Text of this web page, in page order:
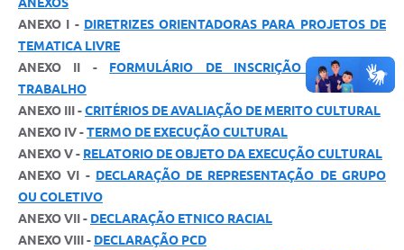
ANEXO I - DIRETRIZES ORIENTADORAS PARA PROJETOS DE
TEMATICA LIVRE
ANEXO II - FORMULÁRIO DE INSCRIÇÃO PLANO DE
TRABALHO
ANEXO III -CRITÉRIOS DE AVALIAÇÃO DE MERITO CULTURAL
ANEXO IV -TERMO DE EXECUÇÃO CULTURAL
ANEXO V - RELATORIO DE OBJETO DA EXECUÇÃO CULTURAL
ANEXO VI - DECLARAÇÃO DE REPRESENTAÇÃO DE GRUPO
OU COLETIVO
ANEXO VII - DECLARAÇÃO ETNICO RACIAL
ANEXO VIII - DECLARAÇÃO PCD